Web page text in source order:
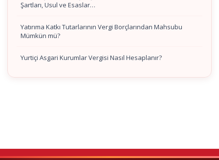
Şartları, Usul ve Esaslar…
Yatırıma Katkı Tutarlarının Vergi Borçlarından Mahsubu
Mümkün mü?
Yurtiçi Asgari Kurumlar Vergisi Nasıl Hesaplanır?